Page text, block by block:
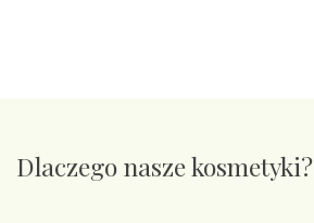
Dlaczego nasze kosmetyki?